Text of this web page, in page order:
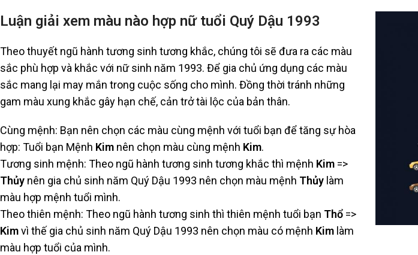
Luận giải xem màu nào hợp nữ tuổi Quý Dậu 1993
Theo thuyết ngũ hành tương sinh tương khắc, chúng tôi sẽ đưa ra các màu
sắc phù hợp và khắc với nữ sinh năm 1993. Để gia chủ ứng dụng các màu
sắc mang lại may mắn trong cuộc sống cho mình. Đồng thời tránh những
gam màu xung khắc gây hạn chế, cản trở tài lộc của bản thân.
Cùng mệnh: Bạn nên chọn các màu cùng mệnh với tuổi bạn để tăng sự hòa
hợp: Tuổi bạn Mệnh Kim nên chọn màu cùng mệnh Kim.
Tương sinh mệnh: Theo ngũ hành tương sinh tương khắc thì mệnh Kim =>
Thủy nên gia chủ sinh năm Quý Dậu 1993 nên chọn màu mệnh Thủy làm
màu hợp mệnh tuổi mình.
Theo thiên mệnh: Theo ngũ hành tương sinh thì thiên mệnh tuổi bạn Thổ =>
Kimvì thế gia chủ sinh năm Quý Dậu 1993 nên chọn màu có mệnh Kim làm
màu hợp tuổi của mình.